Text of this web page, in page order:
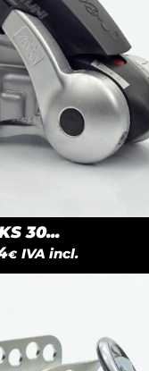
30...
€ IVA incl.